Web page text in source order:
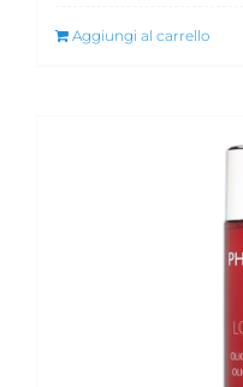
Aggiungi al carrello